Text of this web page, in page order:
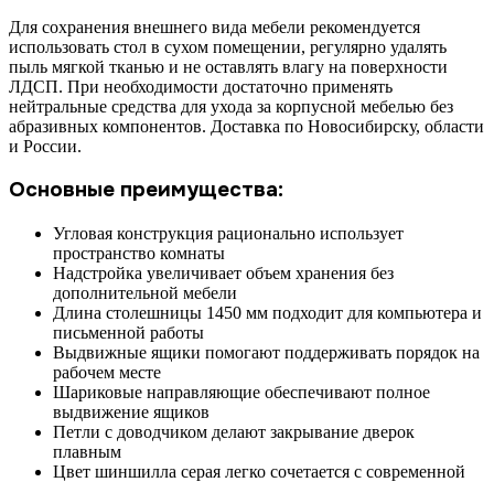
Для сохранения внешнего вида мебели рекомендуется
использовать стол в сухом помещении, регулярно удалять
пыль мягкой тканью и не оставлять влагу на поверхности
ЛДСП. При необходимости достаточно применять
нейтральные средства для ухода за корпусной мебелью без
абразивных компонентов. Доставка по Новосибирску, области
и России.
Основные преимущества:
Угловая конструкция рационально использует
пространство комнаты
Надстройка увеличивает объем хранения без
дополнительной мебели
Длина столешницы 1450 мм подходит для компьютера и
письменной работы
Выдвижные ящики помогают поддерживать порядок на
рабочем месте
Шариковые направляющие обеспечивают полное
выдвижение ящиков
Петли с доводчиком делают закрывание дверок
плавным
Цвет шиншилла серая легко сочетается с современной